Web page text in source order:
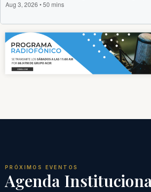
PRÓXIMOS EVENTOS
Agenda